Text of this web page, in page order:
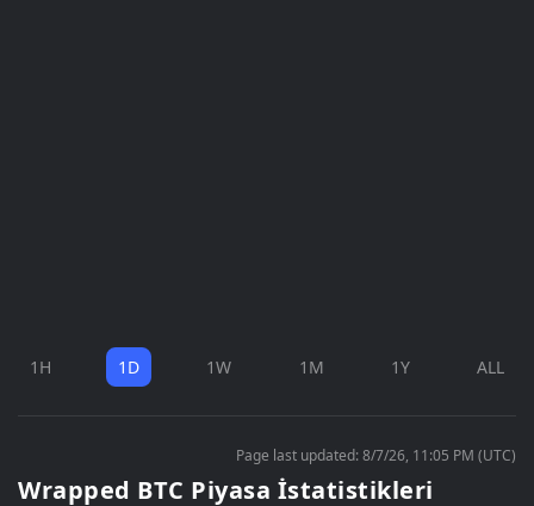
1H 1D 1W 1M 1Y ALL
Page last updated: 8/7/26, 11:05 PM (UTC)
Wrapped BTC Piyasa İstatistikleri